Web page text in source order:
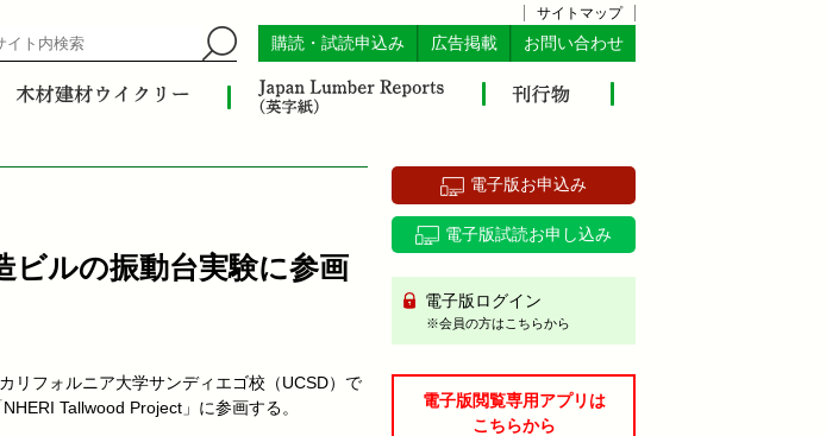
サイトマップ
購読・試読申込み 広告掲載 お問い合わせ
ルの振動台実験に参画
リフォルニア大学サンディエゴ校（UCSD）で
Tallwood Project」に参画する。
電子版お申込み
電子版試読お申し込み
電子版ログイン
※会員の方はこちらから
電子版閲覧専用アプリは
こちらから